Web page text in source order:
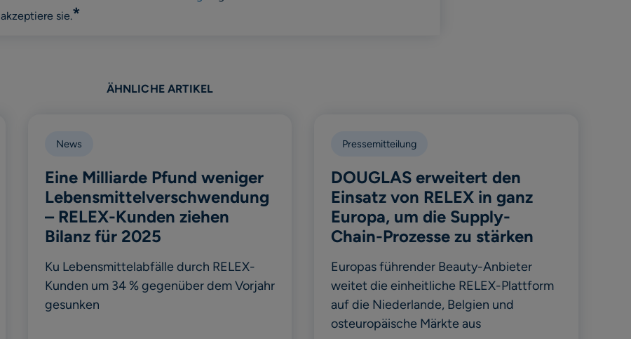
akzeptiere sie.*
ÄHNLICHE ARTIKEL
News
Eine Milliarde Pfund weniger
Lebensmittelverschwendung
– RELEX-Kunden ziehen
Bilanz für 2025
Ku Lebensmittelabfälle durch RELEX-
Kunden um 34 % gegenüber dem Vorjahr
gesunken
Pressemitteilung
DOUGLAS erweitert den
Einsatz von RELEX in ganz
Europa, um die Supply-
Chain-Prozesse zu stärken
Europas führender Beauty-Anbieter
weitet die einheitliche RELEX-Plattform
auf die Niederlande, Belgien und
osteuropäische Märkte aus